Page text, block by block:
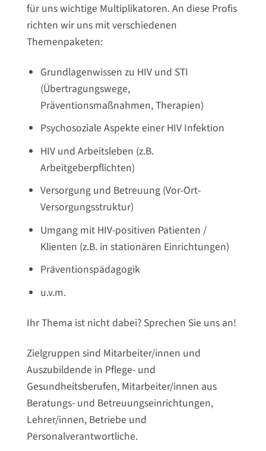
für uns wichtige Multiplikatoren. An diese Profis
richten wir uns mit verschiedenen
Themenpaketen:
Grundlagenwissen zu HIV und STI
(Übertragungswege,
Präventionsmaßnahmen, Therapien)
Psychosoziale Aspekte einer HIV Infektion
HIV und Arbeitsleben (z.B.
Arbeitgeberpflichten)
Versorgung und Betreuung (Vor-Ort-
Versorgungsstruktur)
Umgang mit HIV-positiven Patienten /
Klienten (z.B. in stationären Einrichtungen)
Präventionspädagogik
u.v.m.
Ihr Thema ist nicht dabei? Sprechen Sie uns an!
Zielgruppen sind Mitarbeiter/innen und
Auszubildende in Pflege- und
Gesundheitsberufen, Mitarbeiter/innen aus
Beratungs- und Betreuungseinrichtungen,
Lehrer/innen, Betriebe und
Personalverantwortliche.